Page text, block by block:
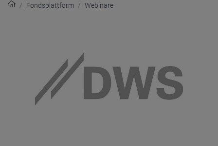
Fondsplattform Webinare